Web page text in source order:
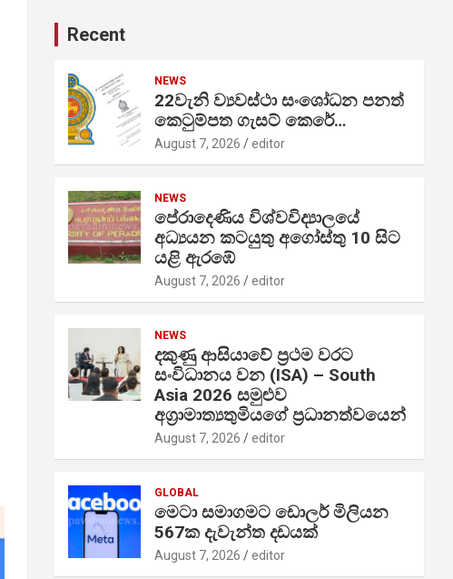
Recent
NEWS
22වැනි ව්‍යවස්ථා සංශෝධන පනත්
කෙටුම්පත ගැසට් කෙරේ…
August 7, 2026 editor
NEWS
පේරාදෙණිය විශ්වවිද්‍යාලයේ
අධ්‍යයන කටයුතු අගෝස්තු 10 සිට
යළි ඇරඹේ
August 7, 2026 editor
NEWS
දකුණු ආසියාවේ ප්‍රථම වරට
සංවිධානය වන (ISA) – South
Asia 2026 සමුළුව
අග්‍රාමාත්‍යතුමියගේ ප්‍රධානත්වයෙන්
August 7, 2026 editor
GLOBAL
මෙටා සමාගමට ඩොලර් මිලියන
567ක දැවැන්ත දඩයක්
August 7, 2026 editor